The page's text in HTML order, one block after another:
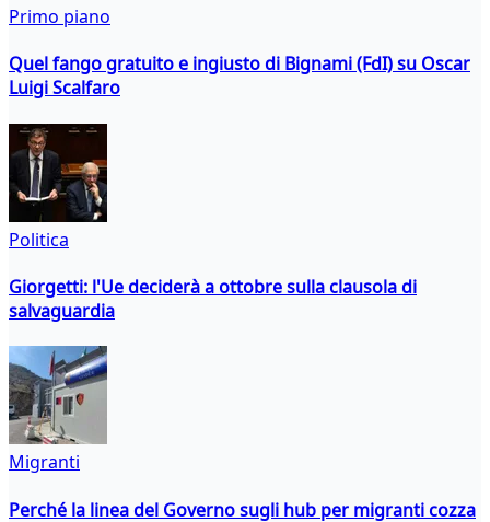
Primo piano
Quel fango gratuito e ingiusto di Bignami (FdI) su Oscar
Luigi Scalfaro
Politica
Giorgetti: l'Ue deciderà a ottobre sulla clausola di
salvaguardia
Migranti
Perché la linea del Governo sugli hub per migranti cozza